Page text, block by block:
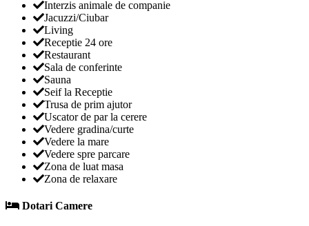
Interzis animale de companie
Jacuzzi/Ciubar
Living
Receptie 24 ore
Restaurant
Sala de conferinte
Sauna
Seif la Receptie
Trusa de prim ajutor
Uscator de par la cerere
Vedere gradina/curte
Vedere la mare
Vedere spre parcare
Zona de luat masa
Zona de relaxare
Dotari Camere